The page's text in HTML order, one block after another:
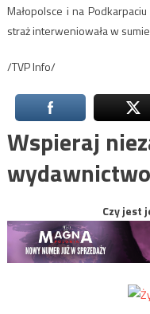
Małopolsce i na
straż interweniowała w
/TVP Info/
Wspieraj
Czy jest